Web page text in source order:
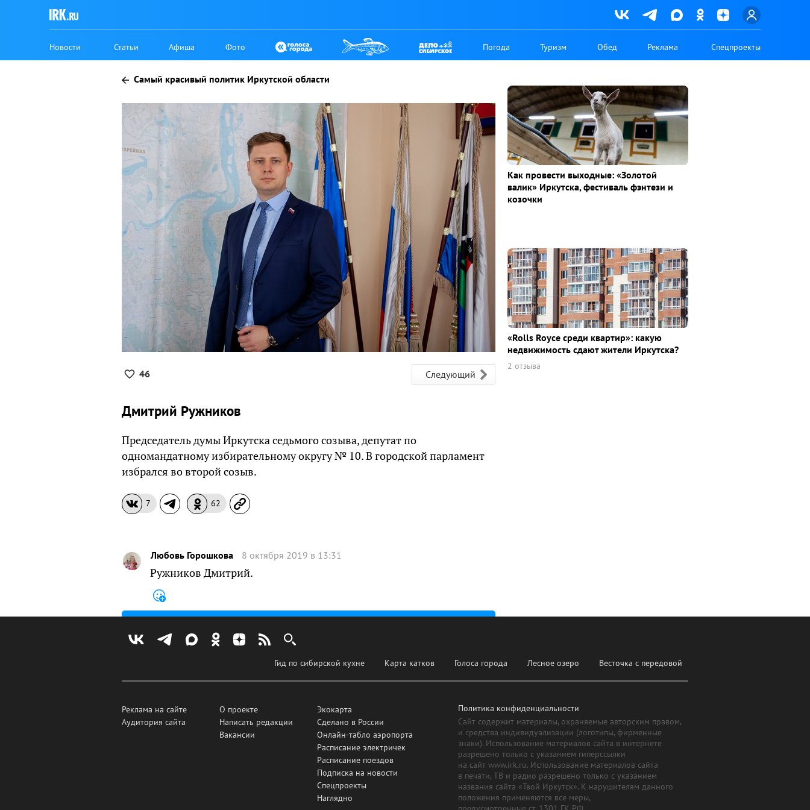
Новости Статьи Афиша Фото Погода Туризм Обед Реклама Спецпроекты
Самый красивый политик Иркутской области
46 Следующий
Дмитрий Ружников
Председатель думы Иркутска седьмого созыва, депутат по
одномандатному избирательному округу № 10. В городской парламент
избрался во второй созыв.
7 62
Как провести выходные: «Золотой
валик» Иркутска, фестиваль фэнтези и
козочки
«Rolls Royce среди квaртир»: какую
недвижимость сдают жители Иркутска?
2 отзыва
Любовь Горошкова 8 октября 2019 в 13:31
Ружников Дмитрий.
Гид по сибирской кухне Карта катков Голоса города Лесное озеро Весточка с передовой
Реклама на сайте
Аудитория сайта
О проекте
Написать редакции
Вакансии
Экокарта
Сделано в России
Онлайн-табло аэропорта
Расписание электричек
Расписание поездов
Подписка на новости
Спецпроекты
Наглядно
Политика конфиденциальности
Сайт содержит материалы, охраняемые авторским правом,
и средства индивидуализации (логотипы, фирменные
знаки). Использование материалов сайта в интернете
разрешено только с указанием гиперссылки
на сайт www.irk.ru. Использование материалов сайта
в печати, ТВ и радио разрешено только с указанием
названия сайта «Твой Иркутск». К нарушителям данного
положения применяются все меры,